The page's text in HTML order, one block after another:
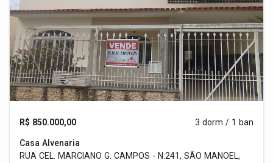
R$ 850.000,00 3 dorm / 1 ban
Casa Alvenaria
RUA CEL. MARCIANO G. CAMPOS - N:241, SÃO MANOEL,